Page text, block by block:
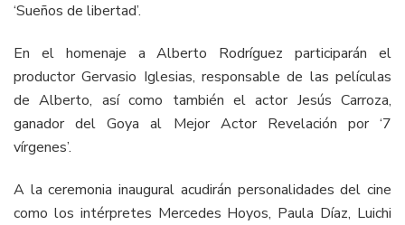
‘Sueños de libertad’.
En el homenaje a Alberto Rodríguez participarán el
productor Gervasio Iglesias, responsable de las películas
de Alberto, así como también el actor Jesús Carroza,
ganador del Goya al Mejor Actor Revelación por ‘7
vírgenes’.
A la ceremonia inaugural acudirán personalidades del cine
como los intérpretes Mercedes Hoyos, Paula Díaz, Luichi